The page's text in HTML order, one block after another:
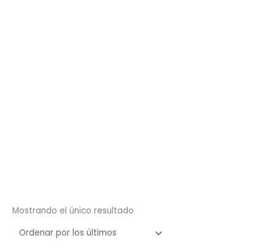
Mostrando el único resultado